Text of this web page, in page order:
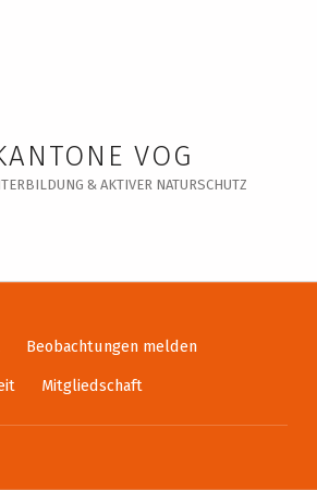
VOG
& AKTIVER NATURSCHUTZ
bei Facebook
Beobachtungen melden
Mitgliedschaft